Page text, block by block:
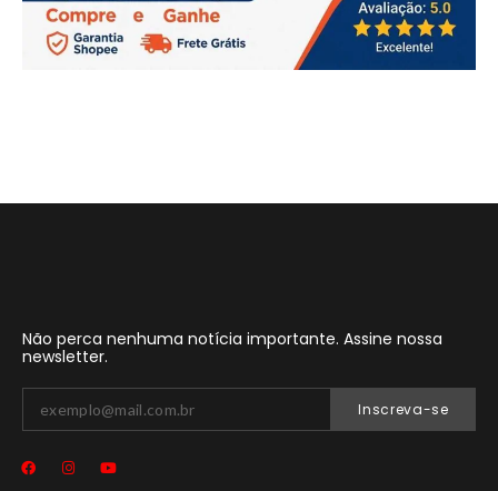
Não perca nenhuma notícia importante. Assine nossa
newsletter.
Inscreva-se